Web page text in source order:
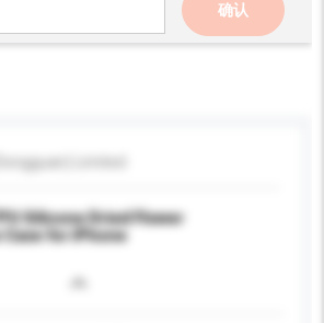
确认
Limited
Silicone Dried Flower
Case for iPhone